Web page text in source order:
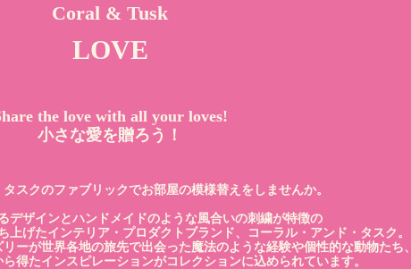
Coral & Tusk
LOVE
the love with all your loves!
小さな愛を贈ろう！
スクのファブリックでお部屋の模様替えをしませんか。
デザインとハンドメイドのような風合いの刺繍が特徴の
上げたインテリア・プロダクトブランド、コーラル・アンド・タスク。
ーが世界各地の旅先で出会った魔法のような経験や個性的な動物たち、
得たインスピレーションがコレクションに込められています。